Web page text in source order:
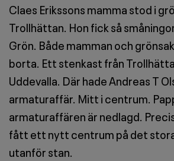
Claes Erikssons mamma stod i
Trollhättan. Hon fick så
Grön. Både mamman och
borta. Ett stenkast från
Uddevalla. Där hade Andreas T
armaturaffär. Mitt i centrum.
armaturaffären är nedlagd.
fått ett nytt centrum på det
utanför stan.